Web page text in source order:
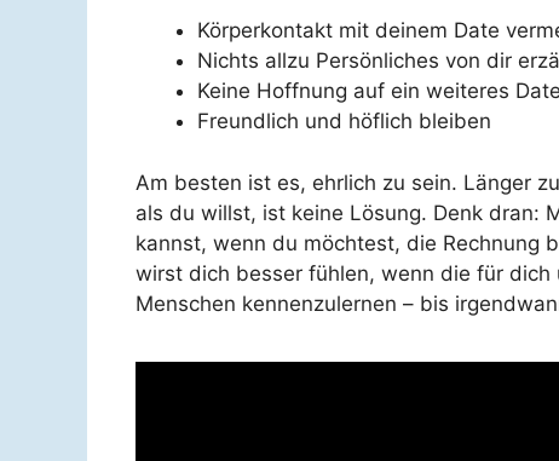
Körperkontakt mit deinem Date
Nichts allzu Persönliches von dir
Keine Hoffnung auf ein weiteres
Freundlich und höflich bleiben
Am besten ist es, ehrlich zu sein. Länger
als du willst, ist keine Lösung. Denk dran:
kannst, wenn du möchtest, die Rechnung
wirst dich besser fühlen, wenn die für
Menschen kennenzulernen – bis